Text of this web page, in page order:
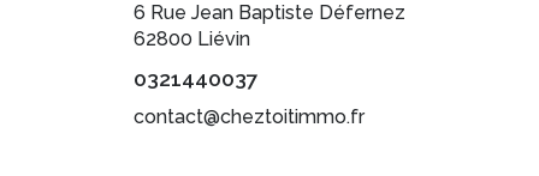
6 Rue Jean Baptiste Défernez
62800 Liévin
0321440037
contact@cheztoitimmo.fr